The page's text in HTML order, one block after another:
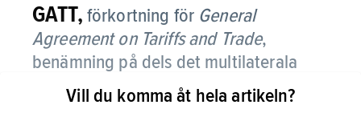
GATT, förkortning för General
Agreement on Tariffs and Trade,
benämning på dels det multilaterala
varuhandelsavtal som 1947 ingicks
GATT 1947 ) mellan 23 länder, dels det
Vill du komma åt hela artikeln?